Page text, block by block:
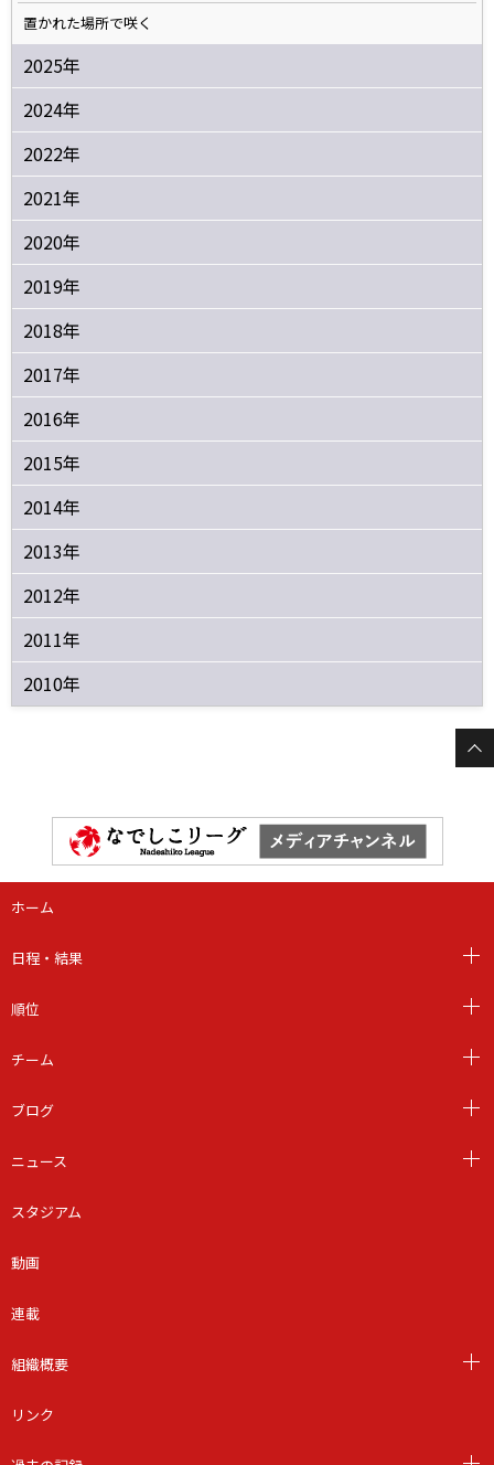
置かれた場所で咲く
2025年
2024年
2022年
2021年
2020年
2019年
2018年
2017年
2016年
2015年
2014年
2013年
2012年
2011年
2010年
ホーム
日程・結果
順位
チーム
ブログ
ニュース
スタジアム
動画
連載
組織概要
リンク